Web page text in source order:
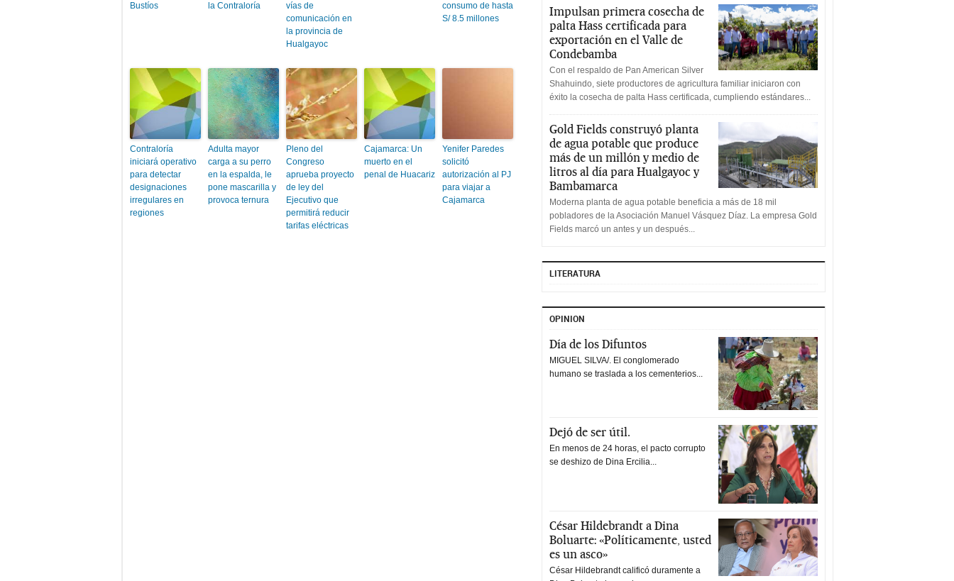
Bustíos
la Contraloría
vías de
comunicación en
la provincia de
Hualgayoc
consumo de hasta
S/ 8.5 millones
Contraloría
iniciará operativo
para detectar
designaciones
irregulares en
regiones
Adulta mayor
carga a su perro
en la espalda, le
pone mascarilla y
provoca ternura
Pleno del
Congreso
aprueba proyecto
de ley del
Ejecutivo que
permitirá reducir
tarifas eléctricas
Cajamarca: Un
muerto en el
penal de Huacariz
Yenifer Paredes
solicitó
autorización al PJ
para viajar a
Cajamarca
Impulsan primera cosecha de
palta Hass certificada para
exportación en el Valle de
Condebamba
Con el respaldo de Pan American Silver
Shahuindo, siete productores de agricultura familiar iniciaron con
éxito la cosecha de palta Hass certificada, cumpliendo estándares...
Gold Fields construyó planta
de agua potable que produce
más de un millón y medio de
litros al día para Hualgayoc y
Bambamarca
Moderna planta de agua potable beneficia a más de 18 mil
pobladores de la Asociación Manuel Vásquez Díaz. La empresa Gold
Fields marcó un antes y un después...
LITERATURA
OPINION
Día de los Difuntos
MIGUEL SILVA/. El conglomerado
humano se traslada a los cementerios...
Dejó de ser útil.
En menos de 24 horas, el pacto corrupto
se deshizo de Dina Ercilia...
César Hildebrandt a Dina
Boluarte: «Políticamente, usted
es un asco»
César Hildebrandt calificó duramente a